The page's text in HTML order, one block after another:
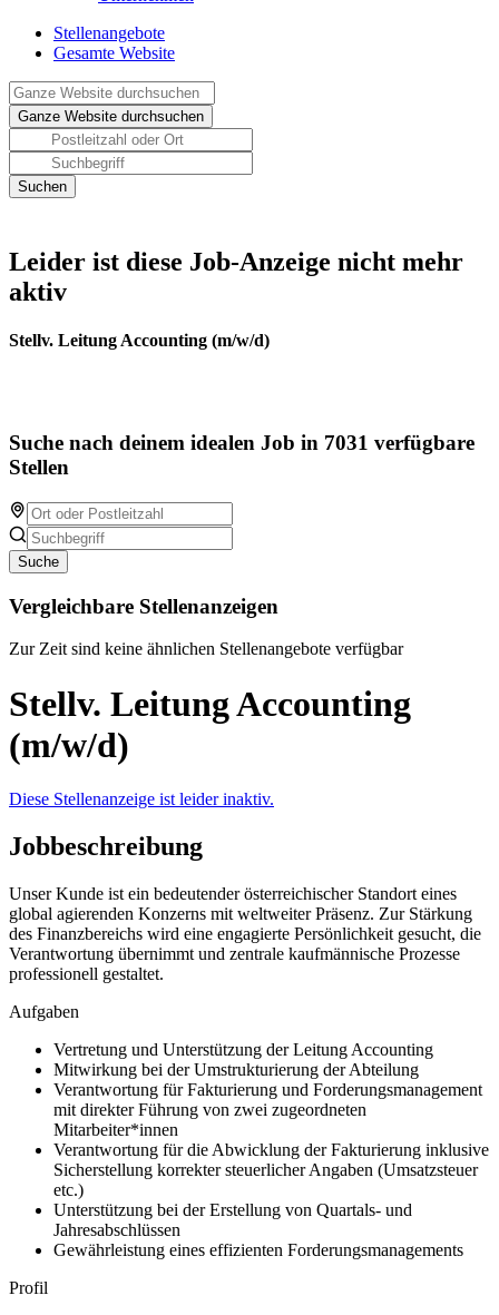
Stellenangebote
Gesamte Website
Leider ist diese Job-Anzeige nicht mehr
aktiv
Stellv. Leitung Accounting (m/w/d)
Suche nach deinem idealen Job in 7031 verfügbare
Stellen
Suche
Vergleichbare Stellenanzeigen
Zur Zeit sind keine ähnlichen Stellenangebote verfügbar
Stellv. Leitung Accounting
(m/w/d)
Diese Stellenanzeige ist leider inaktiv.
Jobbeschreibung
Unser Kunde ist ein bedeutender österreichischer Standort eines
global agierenden Konzerns mit weltweiter Präsenz. Zur Stärkung
des Finanzbereichs wird eine engagierte Persönlichkeit gesucht, die
Verantwortung übernimmt und zentrale kaufmännische Prozesse
professionell gestaltet.
Aufgaben
Vertretung und Unterstützung der Leitung Accounting
Mitwirkung bei der Umstrukturierung der Abteilung
Verantwortung für Fakturierung und Forderungsmanagement
mit direkter Führung von zwei zugeordneten
Mitarbeiter*innen
Verantwortung für die Abwicklung der Fakturierung inklusive
Sicherstellung korrekter steuerlicher Angaben (Umsatzsteuer
etc.)
Unterstützung bei der Erstellung von Quartals- und
Jahresabschlüssen
Gewährleistung eines effizienten Forderungsmanagements
Profil